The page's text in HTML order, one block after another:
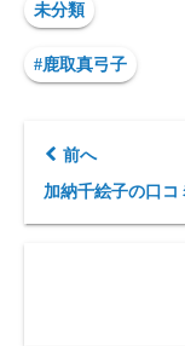
未分類
#鹿取真弓子
前へ
加納千絵子の口コ